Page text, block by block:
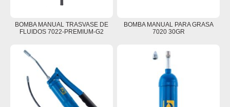
BOMBA MANUAL TRASVASE DE
FLUIDOS 7022-PREMIUM-G2
BOMBA MANUAL PARA GRASA
7020 30GR